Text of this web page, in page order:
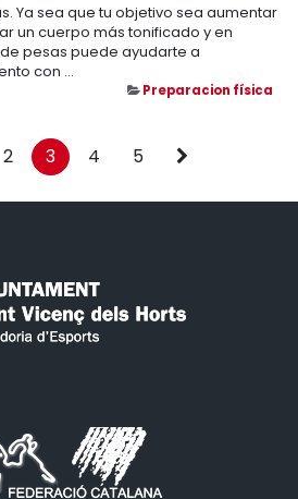
Ya sea que tu objetivo sea aumentar
un cuerpo más tonificado y en
pesas puede ayudarte a
con ...
Preparacion física
2 3 4 5